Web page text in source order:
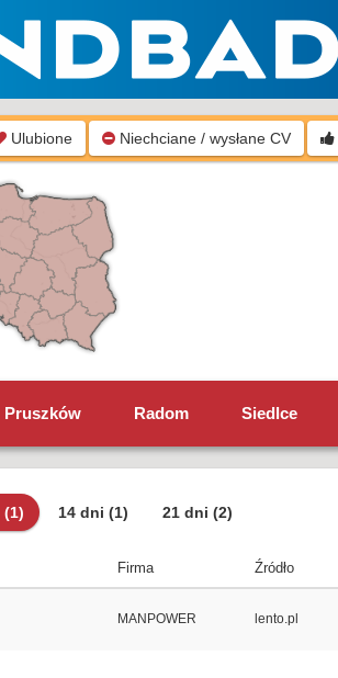
Ulubione Niechciane / wysłane CV
Pruszków Radom Siedlce
(1) 14 dni (1) 21 dni (2)
Firma Źródło
MANPOWER lento.pl